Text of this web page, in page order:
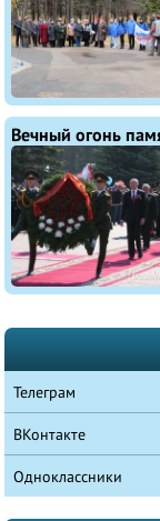
Вечный огонь
Телеграм
ВКонтакте
Одноклассники